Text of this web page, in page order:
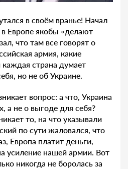
в своём вранье! Начал
Европе якобы «делают
что там все говорят о
армия, какие
страна думает
но не об Украине.
вопрос: а что, Украина
а не о выгоде для себя?
то, на что указывали
по сути жаловался, что
Европа платит деньги,
усиление нашей армии. Вот
никогда не боролась за